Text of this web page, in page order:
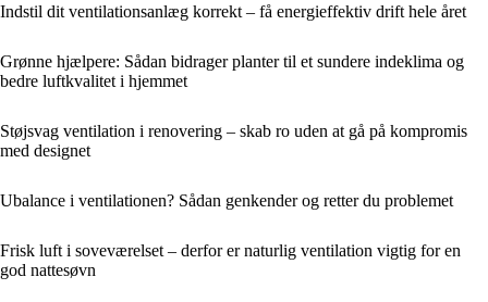
Indstil dit ventilationsanlæg korrekt – få energieffektiv drift hele året
Grønne hjælpere: Sådan bidrager planter til et sundere indeklima og
bedre luftkvalitet i hjemmet
Støjsvag ventilation i renovering – skab ro uden at gå på kompromis
med designet
Ubalance i ventilationen? Sådan genkender og retter du problemet
Frisk luft i soveværelset – derfor er naturlig ventilation vigtig for en
god nattesøvn